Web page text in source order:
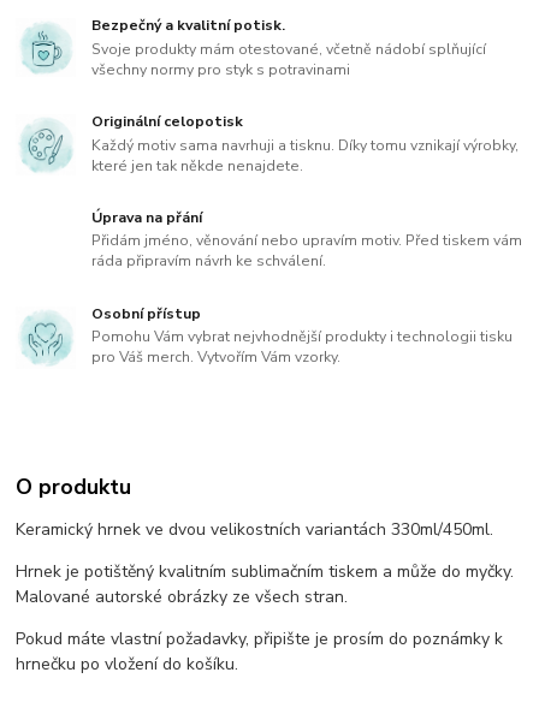
Bezpečný a kvalitní potisk.
Svoje produkty mám otestované, včetně nádobí splňující
všechny normy pro styk s potravinami
Originální celopotisk
Každý motiv sama navrhuji a tisknu. Díky tomu vznikají výrobky,
které jen tak někde nenajdete.
Úprava na přání
Přidám jméno, věnování nebo upravím motiv. Před tiskem vám
ráda připravím návrh ke schválení.
Osobní přístup
Pomohu Vám vybrat nejvhodnější produkty i technologii tisku
pro Váš merch. Vytvořím Vám vzorky.
O produktu
Keramický hrnek ve dvou velikostních variantách 330ml/450ml.
Hrnek je potištěný kvalitním sublimačním tiskem a může do myčky.
Malované autorské obrázky ze všech stran.
Pokud máte vlastní požadavky, připište je prosím do poznámky k
hrnečku po vložení do košíku.